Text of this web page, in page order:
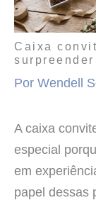
Caixa
Por Wendell
A caixa
especial
em
papel dessas